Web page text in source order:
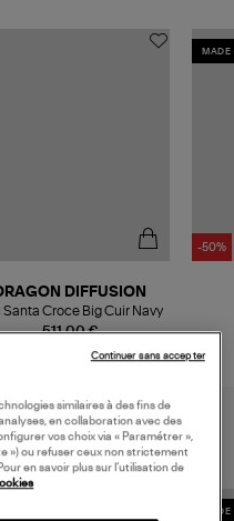
511,00 €
DIFFUSION
Santa Croce Big Cuir Navy
MADE
-50%
similaires à des fins de
en collaboration avec des
vos choix via « Paramétrer »,
») ou refuser ceux non strictement
en savoir plus sur l’utilisation de
Continuer sans accepter